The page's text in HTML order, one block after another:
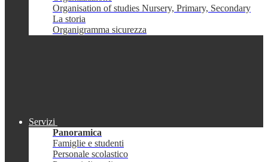
Organisation of studies Nursery, Primary, Secondary
La storia
Organigramma sicurezza
Servizi
Panoramica
Famiglie e studenti
Personale scolastico